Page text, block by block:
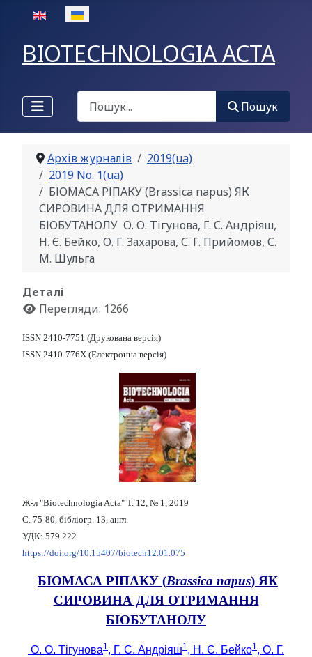
Оберіть свою мову
BIOTECHNOLOGIA ACTA
Пошук
Пошук
Архів журналів
2019(ua)
2019 No. 1(ua)
БІОМАСА РІПАКУ (Brassica napus) ЯК
СИРОВИНА ДЛЯ ОТРИМАННЯ
БІОБУТАНОЛУ О. О. Тігунова, Г. С. Андріяш,
Н. Є. Бейко, О. Г. Захарова, С. Г. Прийомов, С.
М. Шульга
Деталі
Перегляди: 1266
ISSN 2410-7751 (Друкована версія)
ISSN 2410-776X (Електронна версія)
Ж-л "Biotechnologia Acta" Т. 12, № 1, 2019
С. 75-80, бібліогр. 13, англ.
УДК: 579.222
https://doi.org/10.15407/biotech12.01.075
БІОМАСА РІПАКУ (Brassica napus) ЯК
СИРОВИНА ДЛЯ ОТРИМАННЯ
БІОБУТАНОЛУ
О. О. Тігунова1, Г. С. Андріяш1, Н. Є. Бейко1, О. Г.